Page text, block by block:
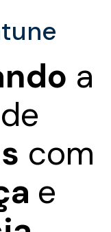
a
de
com
e